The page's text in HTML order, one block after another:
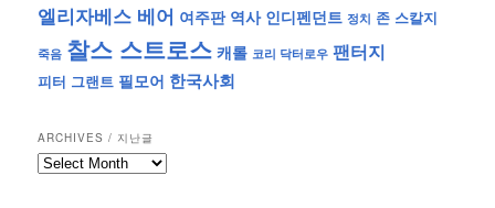
엘리자베스 베어 여주판 역사 인디펜던트 정치 존 스칼지
죽음 찰스 스트로스 캐롤 코리 닥터로우 팬터지
피터 그랜트 필모어 한국사회
ARCHIVES / 지난글
archives